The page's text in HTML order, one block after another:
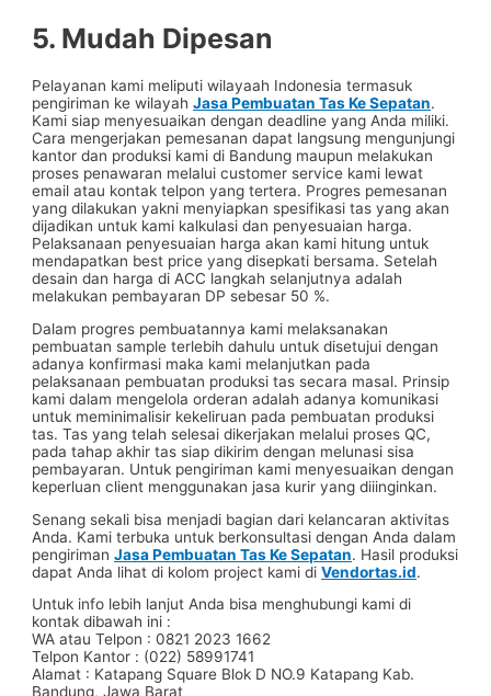
5. Mudah Dipesan
Pelayanan kami meliputi wilayaah Indonesia termasuk
pengiriman ke wilayahJasa Pembuatan Tas Ke Sepatan.
Kami siap menyesuaikan dengan deadline yang Anda miliki.
Cara mengerjakan pemesanan dapat langsung mengunjungi
kantor dan produksi kami di Bandung maupun melakukan
proses penawaran melalui customer service kami lewat
email atau kontak telpon yang tertera. Progres pemesanan
yang dilakukan yakni menyiapkan spesifikasi tas yang akan
dijadikan untuk kami kalkulasi dan penyesuaian harga.
Pelaksanaan penyesuaian harga akan kami hitung untuk
mendapatkan best price yang disepkati bersama. Setelah
desain dan harga di ACC langkah selanjutnya adalah
melakukan pembayaran DP sebesar 50 %.
Dalam progres pembuatannya kami melaksanakan
pembuatan sample terlebih dahulu untuk disetujui dengan
adanya konfirmasi maka kami melanjutkan pada
pelaksanaan pembuatan produksi tas secara masal. Prinsip
kami dalam mengelola orderan adalah adanya komunikasi
untuk meminimalisir kekeliruan pada pembuatan produksi
tas. Tas yang telah selesai dikerjakan melalui proses QC,
pada tahap akhir tas siap dikirim dengan melunasi sisa
pembayaran. Untuk pengiriman kami menyesuaikan dengan
keperluan client menggunakan jasa kurir yang diiinginkan.
Senang sekali bisa menjadi bagian dari kelancaran aktivitas
Anda. Kami terbuka untuk berkonsultasi dengan Anda dalam
pengirimanJasa Pembuatan Tas Ke Sepatan. Hasil produksi
dapat Anda lihat di kolom project kami diVendortas.id.
Untuk info lebih lanjut Anda bisa menghubungi kami di
kontak dibawah ini :
WA atau Telpon : 0821 2023 1662
Telpon Kantor : (022) 58991741
Alamat : Katapang Square Blok D NO.9 Katapang Kab.
Bandung, Jawa Barat